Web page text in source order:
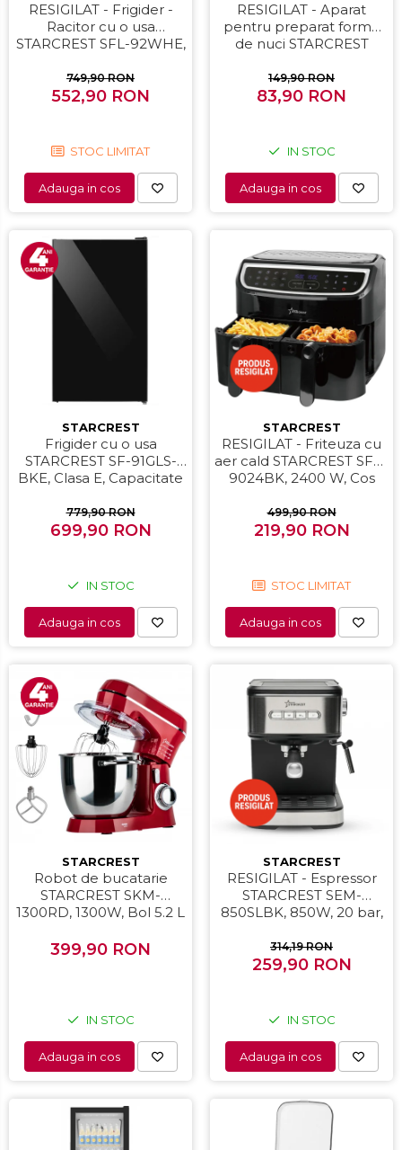
RESIGILAT - Frigider -
Racitor cu o usa
STARCREST SFL-92WHE,
Iluminare interioara,H 83
cm, Alb
749,90 RON
552,90 RON
STOC LIMITAT
Adauga in cos
RESIGILAT - Aparat
pentru preparat forme
de nuci STARCREST
1400W, Indicator luminos,
Placi antiaderente,
149,90 RON
83,90 RON
IN STOC
Adauga in cos
STARCREST
Frigider cu o usa
STARCREST SF-91GLS-
BKE, Clasa E, Capacitate
H 83 cm, Sticla Neagra
779,90 RON
699,90 RON
IN STOC
Adauga in cos
STARCREST
RESIGILAT - Friteuza cu
aer cald STARCREST SFR-
9024BK, 2400 W, Cos
80 - 200 °C, 12 programe,
Negru
499,90 RON
219,90 RON
STOC LIMITAT
Adauga in cos
STARCREST
Robot de bucatarie
STARCREST SKM-
1300RD, 1300W, Bol 5.2 L
Viteze + Pulse, Angrenaje
metalice, Rosu
399,90 RON
IN STOC
Adauga in cos
STARCREST
RESIGILAT - Espressor
STARCREST SEM-
850SLBK, 850W, 20 bar,
dispozitiv spumare, filtru
dublu din inox,
314,19 RON
259,90 RON
IN STOC
Adauga in cos